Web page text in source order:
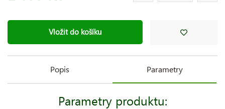
Vložit do košíku
Popis Parametry
Parametry produktu: